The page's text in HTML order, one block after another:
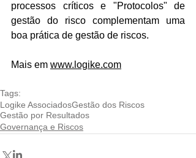
processos críticos e "Protocolos" de
gestão do risco complementam uma
boa prática de gestão de riscos.
Mais em www.logike.com
Tags:
Logike AssociadosGestão dos Riscos
Gestão por Resultados
Governança e Riscos